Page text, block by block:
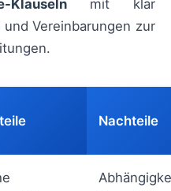
Klauselnmit klar
Vereinbarungen zur
Nachteile